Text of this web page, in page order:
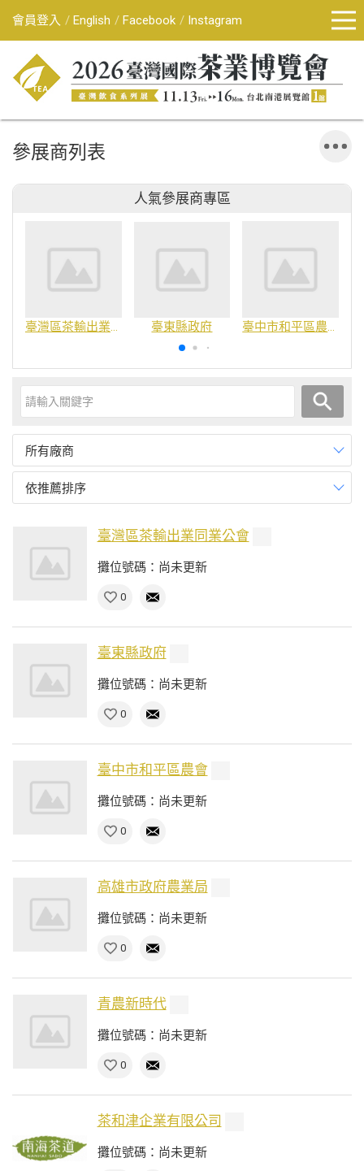
會員登入 English Facebook Instagram
參展商列表
人氣參展商專區
臺東縣政府
所有廠商
依推薦排序
臺灣區茶輸出業同業公會
攤位號碼：尚未更新
0
臺東縣政府
攤位號碼：尚未更新
0
臺中市和平區農會
攤位號碼：尚未更新
0
高雄市政府農業局
攤位號碼：尚未更新
0
青農新時代
攤位號碼：尚未更新
0
茶和津企業有限公司
攤位號碼：尚未更新